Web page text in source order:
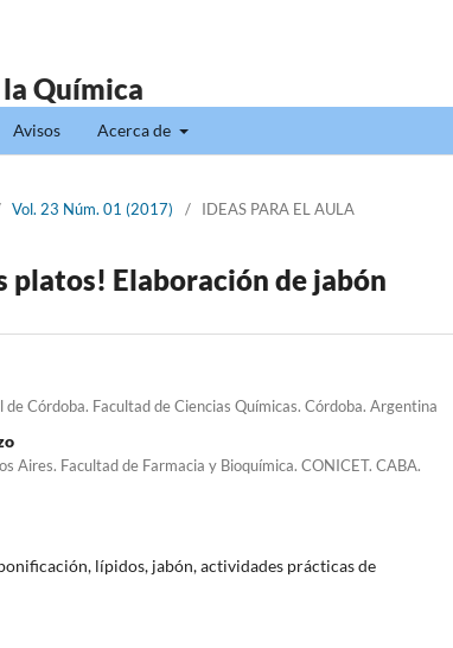
Química
Avisos Acerca de
Vol. 23 Núm. 01 (2017) / IDEAS PARA EL AULA
platos! Elaboración de jabón
de Córdoba. Facultad de Ciencias Químicas. Córdoba. Argentina
Aires. Facultad de Farmacia y Bioquímica. CONICET. CABA.
lípidos, jabón, actividades prácticas de